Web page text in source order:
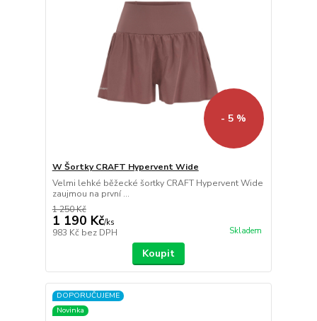
- 5 %
W Šortky CRAFT Hypervent Wide
Velmi lehké běžecké šortky CRAFT Hypervent Wide
zaujmou na první ...
1 250 Kč
1 190 Kč/ks
983 Kč bez DPH Skladem
Koupit
DOPORUČUJEME
Novinka